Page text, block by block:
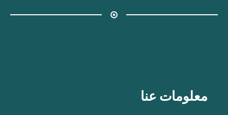
معلومات عنا